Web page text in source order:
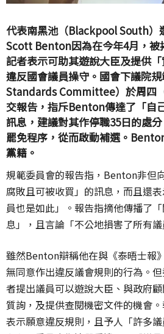
代表南黑池（Blackpool South）
Scott Benton因為在今年4月，被
記者表示可助其遊說大臣及提供
違反國會議員操守。國會下議院
Standards Committee）於周四
交報告，指斥Benton傳達了「自
訊息，建議對其作停職35日的處
罷免程序，從而啟動補選。
黨籍。
規範委員會的報告指，Benton非但
腐敗且可被收買」的訊息，而且還
員也是如此」。報告指摘他傳播了
息」，且言論「不公地損害了所有議
雖然Benton辯稱他在與《泰晤士報
無同意作出違反議會規則的行為。
者提出議員可以遊說大臣、與政府
質詢，及提供查閱機密文件的機會
表示願意違反規則，且予人「許多